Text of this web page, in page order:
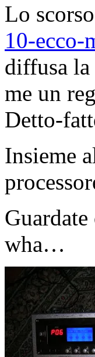
Lo scorso
10-ecco-
diffusa
me un
Detto-
Insieme
wha…